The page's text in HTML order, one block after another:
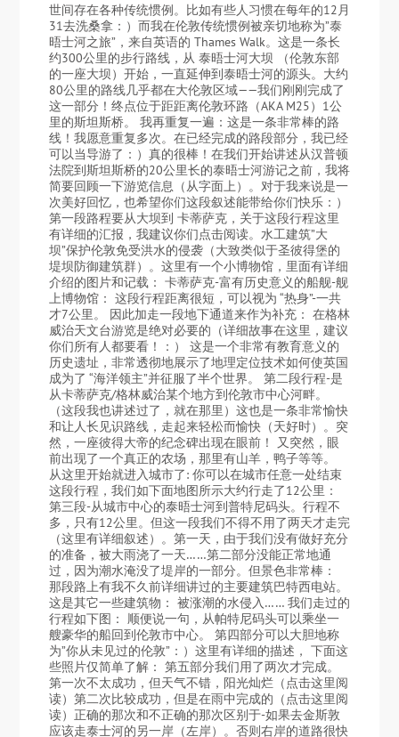
世间存在各种传统惯例。比如有些人习惯在每年的12月
31去洗桑拿：）而我在伦敦传统惯例被亲切地称为”泰
晤士河之旅”，来自英语的 Thames Walk。这是一条长
约300公里的步行路线，从 泰晤士河大坝 （伦敦东部
的一座大坝）开始，一直延伸到泰晤士河的源头。大约
80公里的路线几乎都在大伦敦区域——我们刚刚完成了
这一部分！终点位于距距离伦敦环路（AKA M25）1公
里的斯坦斯桥。 我再重复一遍：这是一条非常棒的路
线！我愿意重复多次。在已经完成的路段部分，我已经
可以当导游了：）真的很棒！在我们开始讲述从汉普顿
法院到斯坦斯桥的20公里长的泰晤士河游记之前，我将
简要回顾一下游览信息（从字面上）。对于我来说是一
次美好回忆，也希望你们这段叙述能带给你们快乐：）
第一段路程要从大坝到 卡蒂萨克，关于这段行程这里
有详细的汇报，我建议你们点击阅读。水工建筑”大
坝”保护伦敦免受洪水的侵袭（大致类似于圣彼得堡的
堤坝防御建筑群）。这里有一个小博物馆，里面有详细
介绍的图片和记载： 卡蒂萨克-富有历史意义的船舰-舰
上博物馆： 这段行程距离很短，可以视为 “热身”-一共
才7公里。 因此加走一段地下通道来作为补充： 在格林
威治天文台游览是绝对必要的（详细故事在这里，建议
你们所有人都要看！：） 这是一个非常有教育意义的
历史遗址，非常透彻地展示了地理定位技术如何使英国
成为了 “海洋领主”并征服了半个世界。 第二段行程-是
从卡蒂萨克/格林威治某个地方到伦敦市中心河畔。
（这段我也讲述过了，就在那里）这也是一条非常愉快
和让人长见识路线，走起来轻松而愉快（天好时）。突
然，一座彼得大帝的纪念碑出现在眼前！ 又突然，眼
前出现了一个真正的农场，那里有山羊，鸭子等等。
从这里开始就进入城市了: 你可以在城市任意一处结束
这段行程，我们如下面地图所示大约行走了12公里：
第三段-从城市中心的泰晤士河到普特尼码头。行程不
多，只有12公里。但这一段我们不得不用了两天才走完
（这里有详细叙述）。第一天，由于我们没有做好充分
的准备，被大雨浇了一天……第二部分没能正常地通
过，因为潮水淹没了堤岸的一部分。但景色非常棒：
那段路上有我不久前详细讲过的主要建筑巴特西电站。
这是其它一些建筑物： 被涨潮的水侵入…… 我们走过的
行程如下图： 顺便说一句，从帕特尼码头可以乘坐一
艘豪华的船回到伦敦市中心。 第四部分可以大胆地称
为”你从未见过的伦敦”：）这里有详细的描述， 下面这
些照片仅简单了解： 第五部分我们用了两次才完成。
第一次不太成功，但天气不错，阳光灿烂（点击这里阅
读）第二次比较成功，但是在雨中完成的（点击这里阅
读）正确的那次和不正确的那次区别于-如果去金斯敦
应该走泰士河的另一岸（左岸）。否则右岸的道路很快